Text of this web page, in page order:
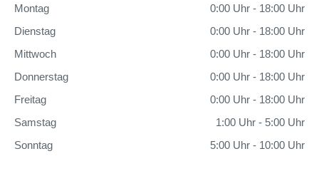
Montag
0:00 Uhr - 18:00 Uhr
Dienstag
0:00 Uhr - 18:00 Uhr
Mittwoch
0:00 Uhr - 18:00 Uhr
Donnerstag
0:00 Uhr - 18:00 Uhr
Freitag
0:00 Uhr - 18:00 Uhr
Samstag
1:00 Uhr - 5:00 Uhr
Sonntag
5:00 Uhr - 10:00 Uhr